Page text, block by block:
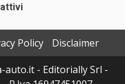
Policy
Disclaimer
- Editorially Srl -